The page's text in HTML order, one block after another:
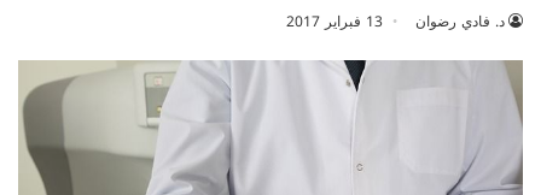
د. فادي رضوان 13 فبراير 2017